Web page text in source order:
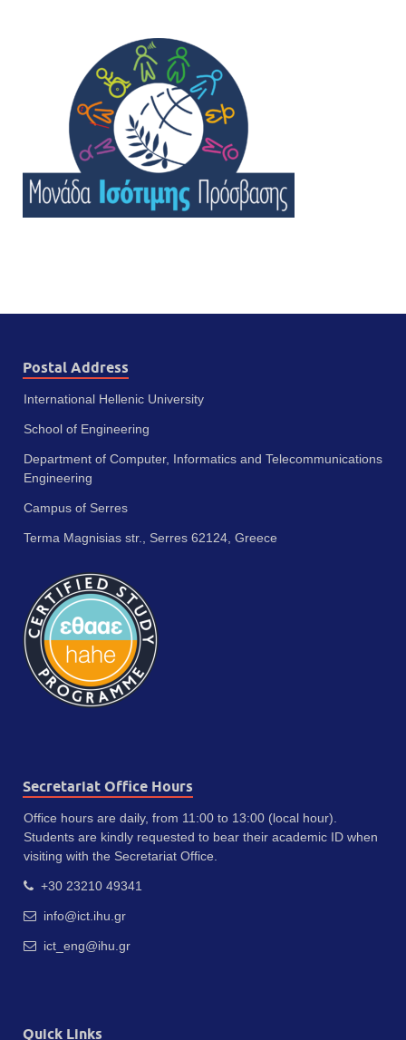
Postal Address
International Hellenic University
School of Engineering
Department of Computer, Informatics and Telecommunications
Engineering
Campus of Serres
Terma Magnisias str., Serres 62124, Greece
Secretariat Office Hours
Office hours are daily, from 11:00 to 13:00 (local hour).
Students are kindly requested to bear their academic ID when
visiting with the Secretariat Office.
+30 23210 49341
info@ict.ihu.gr
ict_eng@ihu.gr
Quick Links